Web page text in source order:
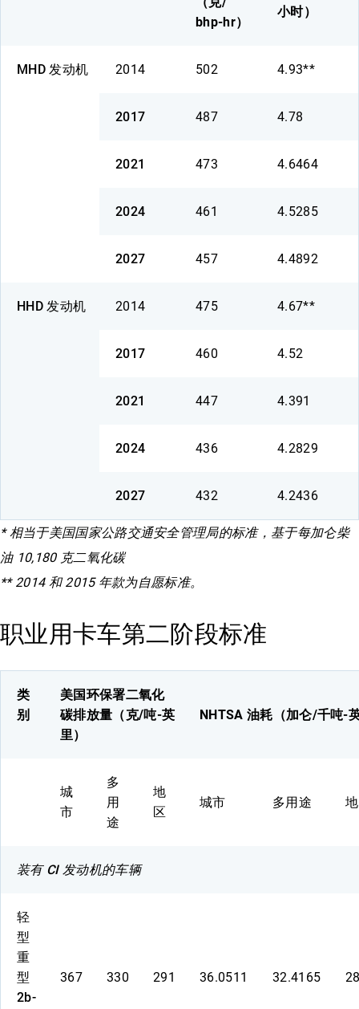
bhp-hr）
小时）
MHD 发动机 2014 502 4.93**
2017 487 4.78
2021 473 4.6464
2024 461 4.5285
2027 457 4.4892
HHD 发动机 2014 475 4.67**
2017 460 4.52
2021 447 4.391
2024 436 4.2829
2027 432 4.2436
* 相当于美国国家公路交通安全管理局的标准，基于每加仑柴
油 10,180 克二氧化碳
** 2014 和 2015 年款为自愿标准。
职业用卡车第二阶段标准
类
别
美国环保署二氧化
碳排放量（克/吨-英
里）
NHTSA 油耗（加仑/千吨-
城
市
多
用
途
地
区
城市 多用途
装有 CI 发动机的车辆
轻
型
重
型
2b-
367 330 291 36.0511 32.4165